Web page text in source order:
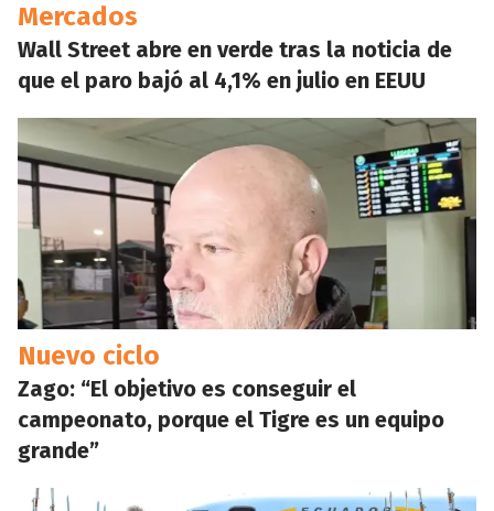
Mercados
Wall Street abre en verde tras la noticia de
que el paro bajó al 4,1% en julio en EEUU
Nuevo ciclo
Zago: “El objetivo es conseguir el
campeonato, porque el Tigre es un equipo
grande”